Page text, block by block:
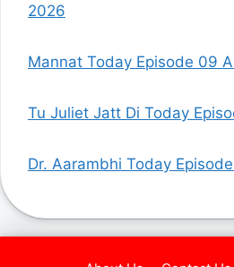
2026
Mannat Today Episode 09
Tu Juliet Jatt Di Today
Dr. Aarambhi Today